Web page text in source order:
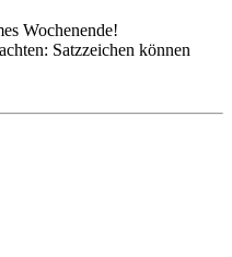
Wochenende!
Satzzeichen können